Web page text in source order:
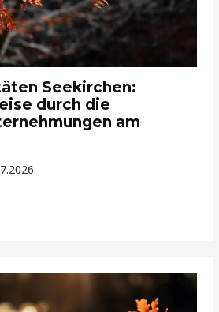
Seekirchen:
durch die
am